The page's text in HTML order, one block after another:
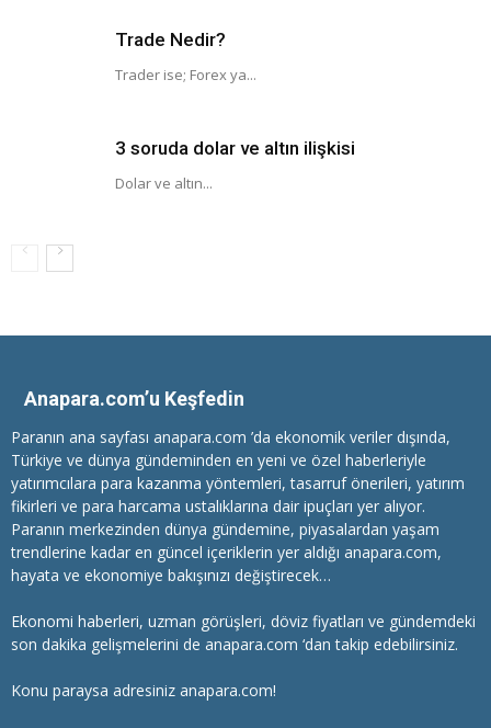
Trade Nedir?
Trader ise; Forex ya...
3 soruda dolar ve altın ilişkisi
Dolar ve altın...
Anapara.com’u Keşfedin
Paranın ana sayfası anapara.com ’da ekonomik veriler dışında,
Türkiye ve dünya gündeminden en yeni ve özel haberleriyle
yatırımcılara para kazanma yöntemleri, tasarruf önerileri, yatırım
fikirleri ve para harcama ustalıklarına dair ipuçları yer alıyor.
Paranın merkezinden dünya gündemine, piyasalardan yaşam
trendlerine kadar en güncel içeriklerin yer aldığı anapara.com,
hayata ve ekonomiye bakışınızı değiştirecek…
Ekonomi haberleri, uzman görüşleri, döviz fiyatları ve gündemdeki
son dakika gelişmelerini de anapara.com ‘dan takip edebilirsiniz.
Konu paraysa adresiniz anapara.com!